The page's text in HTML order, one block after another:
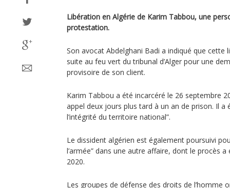
Libération en Algérie de Karim Tabbou, une
protestation.
Son avocat Abdelghani Badi a indiqué que cette
suite au feu vert du tribunal d’Alger pour une
provisoire de son client.
Karim Tabbou a été incarcéré le 26 septembre
appel deux jours plus tard à un an de prison. Il a
l’intégrité du territoire national”.
Le dissident algérien est également poursuivi
l’armée” dans une autre affaire, dont le procès
2020.
Les groupes de défense des droits de l’homme